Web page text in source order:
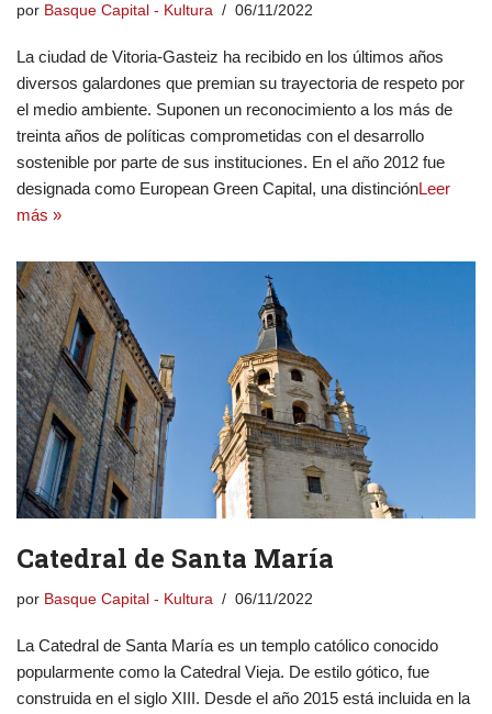
por Basque Capital - Kultura 06/11/2022
La ciudad de Vitoria-Gasteiz ha recibido en los últimos años
diversos galardones que premian su trayectoria de respeto por
el medio ambiente. Suponen un reconocimiento a los más de
treinta años de políticas comprometidas con el desarrollo
sostenible por parte de sus instituciones. En el año 2012 fue
designada como European Green Capital, una distinciónLeer
más »
Catedral de Santa María
por Basque Capital - Kultura 06/11/2022
La Catedral de Santa María es un templo católico conocido
popularmente como la Catedral Vieja. De estilo gótico, fue
construida en el siglo XIII. Desde el año 2015 está incluida en la